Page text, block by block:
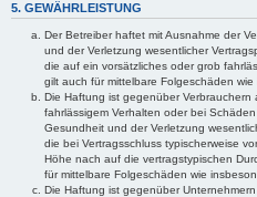
5. GEWÄHRLEISTUNG
Der Betreiber haftet mit Ausnahme der
und der Verletzung wesentlicher
die auf ein vorsätzliches oder grob
gilt auch für mittelbare Folgeschäden
Die Haftung ist gegenüber Verbrauchern
fahrlässigem Verhalten oder bei
Gesundheit und der Verletzung
die bei Vertragsschluss typischerweise
Höhe nach auf die vertragstypischen
für mittelbare Folgeschäden wie
Die Haftung ist gegenüber